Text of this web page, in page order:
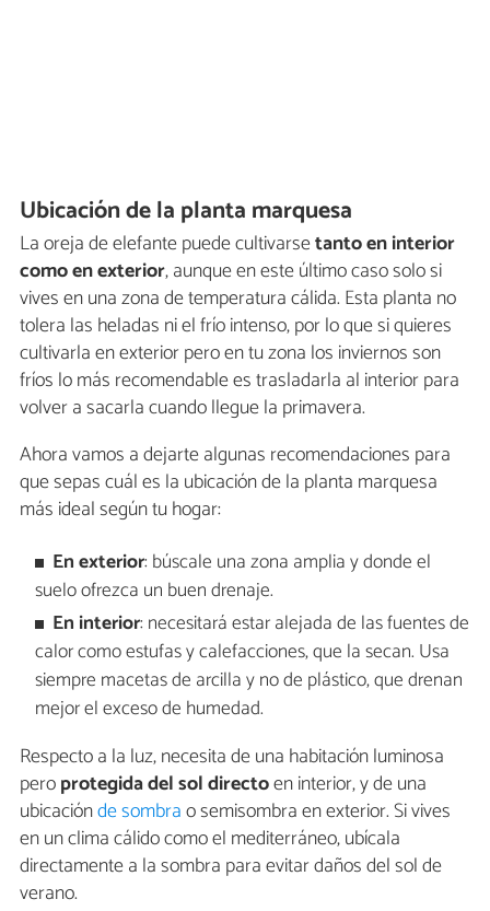
Ubicación de la planta marquesa
La oreja de elefante puede cultivarsetanto en interior
como en exterior, aunque en este último caso solo si
vives en una zona de temperatura cálida. Esta planta no
tolera las heladas ni el frío intenso, por lo que si quieres
cultivarla en exterior pero en tu zona los inviernos son
fríos lo más recomendable es trasladarla al interior para
volver a sacarla cuando llegue la primavera.
Ahora vamos a dejarte algunas recomendaciones para
que sepas cuál es la ubicación de la planta marquesa
más ideal según tu hogar:
En exterior: búscale una zona amplia y donde el
suelo ofrezca un buen drenaje.
En interior: necesitará estar alejada de las fuentes de
calor como estufas y calefacciones, que la secan. Usa
siempre macetas de arcilla y no de plástico, que drenan
mejor el exceso de humedad.
Respecto a la luz, necesita de una habitación luminosa
peroprotegida del sol directoen interior, y de una
ubicaciónde sombrao semisombra en exterior. Si vives
en un clima cálido como el mediterráneo, ubícala
directamente a la sombra para evitar daños del sol de
verano.